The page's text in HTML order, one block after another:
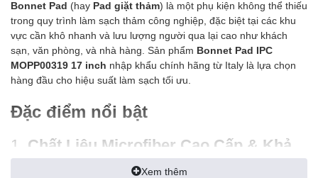
Bonnet Pad (hay Pad giặt thảm) là một phụ kiện không thể thiếu
trong quy trình làm sạch thảm công nghiệp, đặc biệt tại các khu
vực cần khô nhanh và lưu lượng người qua lại cao như khách
sạn, văn phòng, và nhà hàng. Sản phẩm Bonnet Pad IPC
MOPP00319 17 inch nhập khẩu chính hãng từ Italy là lựa chọn
hàng đầu cho hiệu suất làm sạch tối ưu.
Đặc điểm nổi bật
1. Chất Liệu Microfiber Cao Cấp & Khả
Năng Hấp Thụ Vượt Trội
Xem thêm